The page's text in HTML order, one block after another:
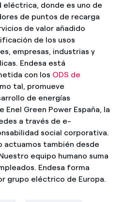
eléctrica, donde es uno de
de puntos de recarga
de valor añadido
de los usos
empresas, industrias y
Endesa está
con los ODS de
tal, promueve
de energías
Enel Green Power España, la
a través de e-
social corporativa.
actuamos también desde
equipo humano suma
Endesa forma
grupo eléctrico de Europa.